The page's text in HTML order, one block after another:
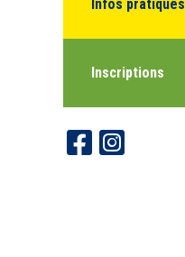
Infos pratiques
Inscriptions